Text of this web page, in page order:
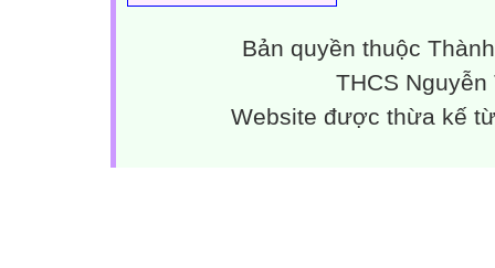
Bản quyền thuộc
THCS
Website được thừa kế